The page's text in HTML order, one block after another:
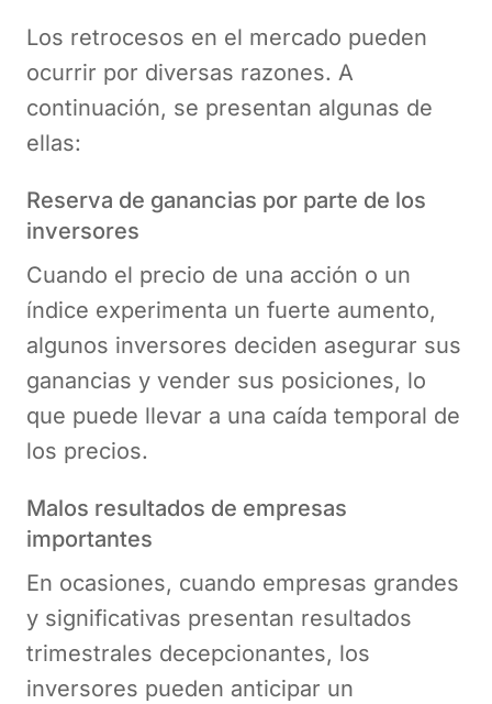
Los retrocesos en el mercado pueden
ocurrir por diversas razones. A
continuación, se presentan algunas de
ellas:
Reserva de ganancias por parte de los
inversores
Cuando el precio de una acción o un
índice experimenta un fuerte aumento,
algunos inversores deciden asegurar sus
ganancias y vender sus posiciones, lo
que puede llevar a una caída temporal de
los precios.
Malos resultados de empresas
importantes
En ocasiones, cuando empresas grandes
y significativas presentan resultados
trimestrales decepcionantes, los
inversores pueden anticipar un